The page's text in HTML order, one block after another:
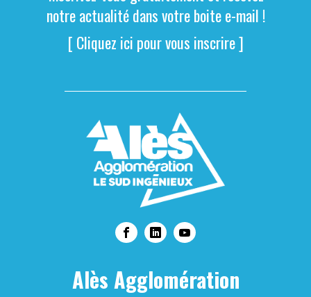
notre actualité dans votre boite e-mail !
[ Cliquez ici pour vous inscrire ]
Alès Agglomération